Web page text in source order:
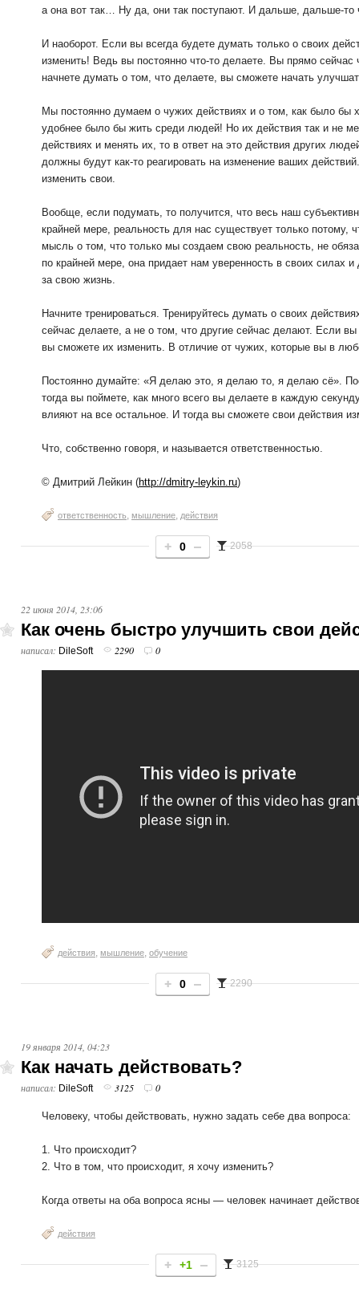
а она вот так… Ну да, они так поступают. И дальше, дальше-то
И наоборот. Если вы всегда будете думать только о своих
изменить! Ведь вы постоянно что-то делаете. Вы прямо сейчас
начнете думать о том, что делаете, вы сможете начать
Мы постоянно думаем о чужих действиях и о том, как было бы
удобнее было бы жить среди людей! Но их действия так и не
действиях и менять их, то в ответ на это действия других
должны будут как-то реагировать на изменение ваших
изменить свои.
Вообще, если подумать, то получится, что весь наш
крайней мере, реальность для нас существует только
мысль о том, что только мы создаем свою реальность, не
по крайней мере, она придает нам уверенность в своих силах
за свою жизнь.
Начните тренироваться. Тренируйтесь думать о своих
сейчас делаете, а не о том, что другие сейчас делают. Если
вы сможете их изменить. В отличие от чужих, которые вы в
Постоянно думайте: «Я делаю это, я делаю то, я делаю сё».
тогда вы поймете, как много всего вы делаете в каждую
влияют на все остальное. И тогда вы сможете свои действия
Что, собственно говоря, и называется ответственностью.
© Дмитрий Лейкин (http://dmitry-leykin.ru)
ответственность, мышление, действия
0 2058
22 июня 2014, 23:06
Как очень быстро улучшить свои
написал: DileSoft 2290 0
действия, мышление, обучение
0 2290
19 января 2014, 04:23
Как начать действовать?
написал: DileSoft 3125 0
Человеку, чтобы действовать, нужно задать себе два вопроса:
1. Что происходит?
2. Что в том, что происходит, я хочу изменить?
Когда ответы на оба вопроса ясны — человек начинает
действия
+1 3125